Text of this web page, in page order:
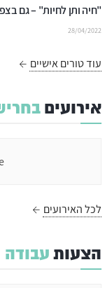
"חיה ותן לחיות" – גם
28/04/2022
עוד טורים אישיים
אירועים
לכל האירועים
הצעותעבודה